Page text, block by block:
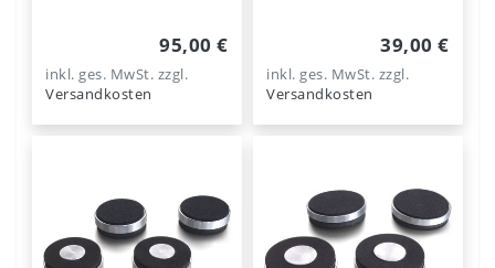
95,00 €
inkl. ges. MwSt. zzgl.
Versandkosten
39,00 €
inkl. ges. MwSt. zzgl.
Versandkosten